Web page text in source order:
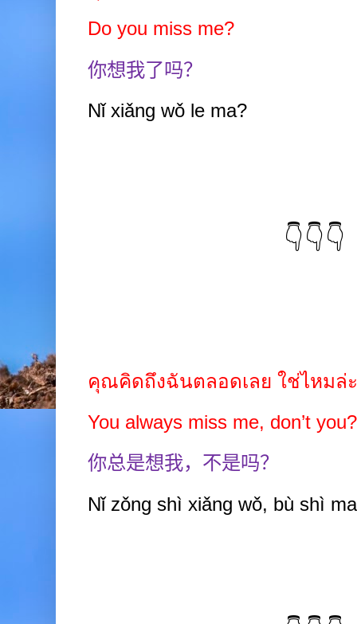
Do you miss me?
你想我了吗？
Nǐ xiǎng wǒ le ma?
👇👇👇
คุณคิดถึงฉันตลอดเลย ใช่ไหมล่ะ
You always miss me, don’t you?
你总是想我，不是吗？
Nǐ zǒng shì xiǎng wǒ, bù shì